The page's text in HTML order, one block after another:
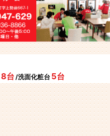
8台 /洗面化粧台 5台